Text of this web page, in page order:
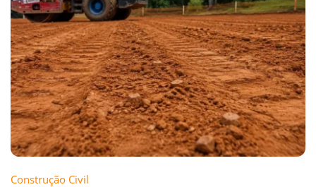
Construção Civil